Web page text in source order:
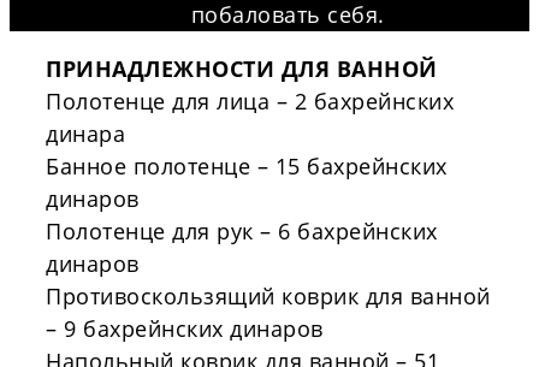
побаловать себя.
ПРИНАДЛЕЖНОСТИ ДЛЯ ВАННОЙ
Полотенце для лица – 2 бахрейнских
динара
Банное полотенце – 15 бахрейнских
динаров
Полотенце для рук – 6 бахрейнских
динаров
Противоскользящий коврик для ванной
– 9 бахрейнских динаров
Напольный коврик для ванной – 51